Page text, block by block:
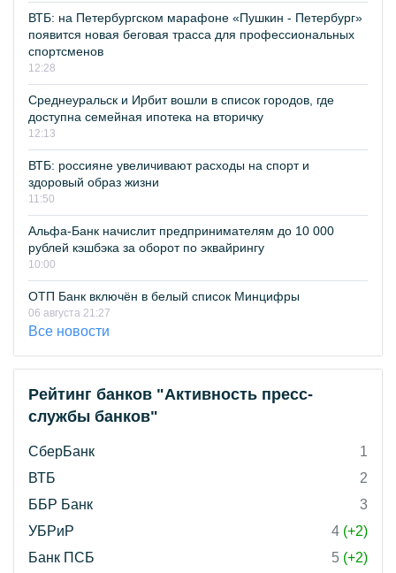
ВТБ: на Петербургском марафоне «Пушкин - Петербург»
появится новая беговая трасса для профессиональных
спортсменов
12:28
Среднеуральск и Ирбит вошли в список городов, где
доступна семейная ипотека на вторичку
12:13
ВТБ: россияне увеличивают расходы на спорт и
здоровый образ жизни
11:50
Альфа-Банк начислит предпринимателям до 10 000
рублей кэшбэка за оборот по эквайрингу
10:00
ОТП Банк включён в белый список Минцифры
06 августа 21:27
Все новости
Рейтинг банков "Активность пресс-
службы банков"
СберБанк
1
ВТБ
2
ББР Банк
3
УБРиР
4 (+2)
Банк ПСБ
5 (+2)